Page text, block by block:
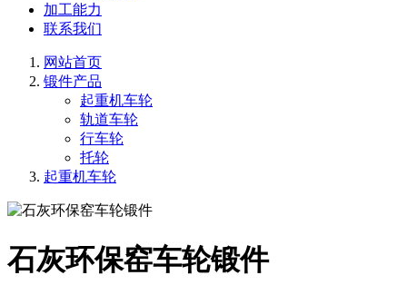
加工能力
联系我们
网站首页
锻件产品
起重机车轮
轨道车轮
行车轮
托轮
起重机车轮
石灰环保窑车轮锻件